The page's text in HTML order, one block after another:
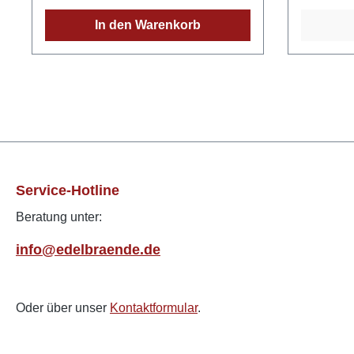
In den Warenkorb
der
über
und
Service-Hotline
Beratung unter:
info@edelbraende.de
Oder über unser Kontaktformular.